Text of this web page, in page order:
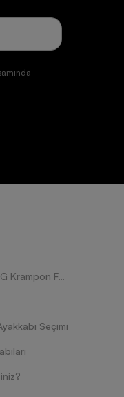
Krampon Nasıl Seçilir? FG ve AG Krampon Farkları Nelerdir?
Seçimi